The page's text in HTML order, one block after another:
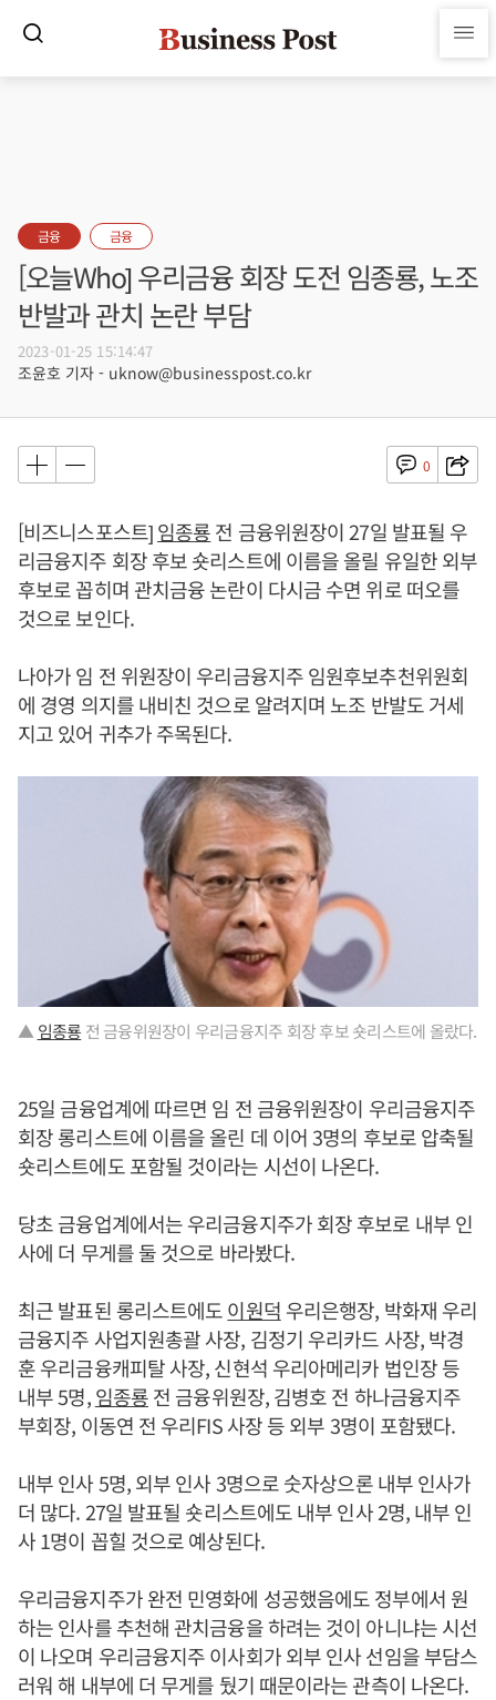
금융 금융
[오늘Who] 우리금융 회장 도전 임종룡, 노조
반발과 관치 논란 부담
2023-01-25 15:14:47
조윤호 기자 - uknow@businesspost.co.kr
0
[비즈니스포스트]임종룡전 금융위원장이 27일 발표될 우
리금융지주 회장 후보 숏리스트에 이름을 올릴 유일한 외부
후보로 꼽히며 관치금융 논란이 다시금 수면 위로 떠오를
것으로 보인다.
나아가 임 전 위원장이 우리금융지주 임원후보추천위원회
에 경영 의지를 내비친 것으로 알려지며 노조 반발도 거세
지고 있어 귀추가 주목된다.
▲ 임종룡 전 금융위원장이 우리금융지주 회장 후보 숏리스트에 올랐다.
25일 금융업계에 따르면 임 전 금융위원장이 우리금융지주
회장 롱리스트에 이름을 올린 데 이어 3명의 후보로 압축될
숏리스트에도 포함될 것이라는 시선이 나온다.
당초 금융업계에서는 우리금융지주가 회장 후보로 내부 인
사에 더 무게를 둘 것으로 바라봤다.
최근 발표된 롱리스트에도이원덕 우리은행장, 박화재 우리
금융지주 사업지원총괄 사장, 김정기 우리카드 사장, 박경
훈 우리금융캐피탈 사장, 신현석 우리아메리카 법인장 등
내부 5명,임종룡전 금융위원장, 김병호 전 하나금융지주
부회장, 이동연 전 우리FIS 사장 등 외부 3명이 포함됐다.
내부 인사 5명, 외부 인사 3명으로 숫자상으론 내부 인사가
더 많다. 27일 발표될 숏리스트에도 내부 인사 2명, 내부 인
사 1명이 꼽힐 것으로 예상된다.
우리금융지주가 완전 민영화에 성공했음에도 정부에서 원
하는 인사를 추천해 관치금융을 하려는 것이 아니냐는 시선
이 나오며 우리금융지주 이사회가 외부 인사 선임을 부담스
러워 해 내부에 더 무게를 뒀기 때문이라는 관측이 나온다.